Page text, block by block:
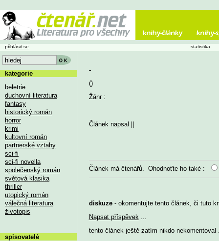
-
()
Žánr :
Článek napsal
Článek má čtenářů. Ohodnoťte ho také :
diskuze- okomentujte tento článek, či tuto
Napsat příspěvek
tento článek ještě zatím nikdo nekomentoval
přihlásit se statistika
kategorie
beletrie
duchovní literatura
fantasy
historický román
horror
krimi
kultovní román
partnerské vztahy
sci-fi
sci-fi novella
společenský román
světová klasika
thriller
utopický román
válečná literatura
životopis
spisovatelé